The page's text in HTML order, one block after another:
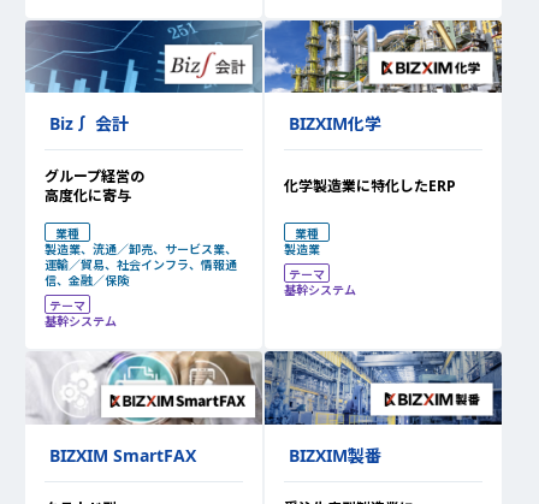
Biz∫ 会計
グループ経営の
高度化に寄与
業種
製造業、流通／卸売、サービス業、
運輸／貿易、社会インフラ、情報通
信、金融／保険
テーマ
基幹システム
BIZXIM化学
化学製造業に特化したERP
業種
製造業
テーマ
基幹システム
BIZXIM SmartFAX BIZXIM製番